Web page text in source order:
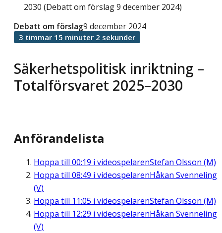
2030 (Debatt om förslag 9 december 2024)
Säkerhetspolitisk inriktning –
Totalförsvaret 2025–2030
Debatt om förslag9 december 2024
3 timmar 15 minuter 2 sekunder
Anförandelista
Hoppa till 00:19 i videospelarenStefan Olsson (M)
Hoppa till 08:49 i videospelarenHåkan Svenneling
(V)
Hoppa till 11:05 i videospelarenStefan Olsson (M)
Hoppa till 12:29 i videospelarenHåkan Svenneling
(V)